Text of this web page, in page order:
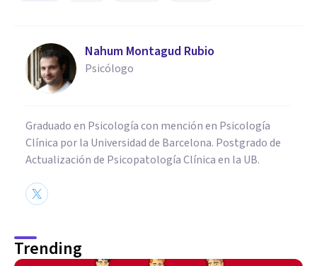
Nahum Montagud Rubio
Psicólogo
Graduado en Psicología con mención en Psicología
Clínica por la Universidad de Barcelona. Postgrado de
Actualización de Psicopatología Clínica en la UB.
Trending